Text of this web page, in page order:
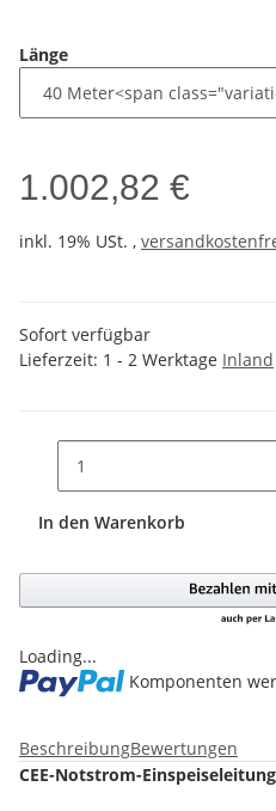
Länge
1.002,82 €
inkl. 19% USt. ,
Sofort verfügbar
Lieferzeit: 1 - 2 Werktage Inland
In den Warenkorb
Loading...
Komponenten
BeschreibungBewertungen
CEE-Notstrom-